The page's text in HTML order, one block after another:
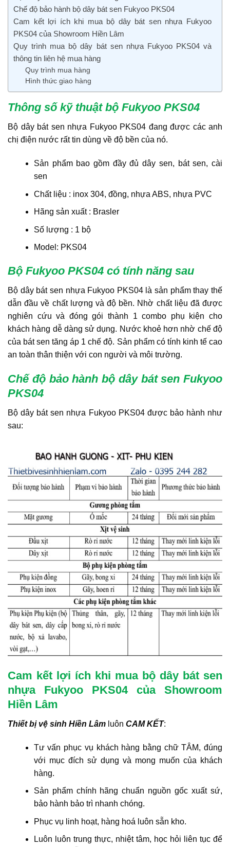
Chế độ bảo hành bộ dây bát sen Fukyoo PKS04
Cam kết lợi ích khi mua bộ dây bát sen nhựa Fukyoo
PKS04 của Showroom Hiền Lâm
Quy trình mua bộ dây bát sen nhựa Fukyoo PKS04 và
thông tin liên hệ mua hàng
Quy trình mua hàng
Hình thức giao hàng
Thông số kỹ thuật bộ Fukyoo PKS04
Bộ dây bát sen nhựa Fukyoo PKS04 đang được các anh
chị điện nước rất tin dùng về độ bền của nó.
Sản phẩm bao gồm đầy đủ dây sen, bát sen, cài
sen
Chất liệu : inox 304, đồng, nhựa ABS, nhựa PVC
Hãng sản xuất : Brasler
Số lượng : 1 bộ
Model: PKS04
Bộ Fukyoo PKS04 có tính năng sau
Bộ dây bát sen nhựa Fukyoo PKS04 là sản phẩm thay thế
dẫn đầu về chất lượng và độ bền. Nhờ chất liệu đã được
nghiên cứu và đóng gói thành 1 combo phụ kiện cho
khách hàng dễ dàng sử dụng. Nước khoẻ hơn nhờ chế độ
của bát sen tăng áp 1 chế độ. Sản phẩm có tính kinh tế cao
an toàn thân thiện với con người và môi trường.
Chế độ bảo hành bộ dây bát sen Fukyoo
PKS04
Bộ dây bát sen nhựa Fukyoo PKS04 được bảo hành như
sau:
Cam kết lợi ích khi mua bộ dây bát sen
nhựa Fukyoo PKS04 của Showroom
Hiền Lâm
Thiết bị vệ sinh Hiền Lâm luôn CAM KẾT:
Tư vấn phục vụ khách hàng bằng chữ TÂM, đúng
với mục đích sử dụng và mong muốn của khách
hàng.
Sản phẩm chính hãng chuẩn nguồn gốc xuất sứ,
bảo hành bảo trì nhanh chóng.
Phục vụ linh hoạt, hàng hoá luôn sẵn kho.
Luôn luôn trung thực, nhiệt tâm, học hỏi liên tục để